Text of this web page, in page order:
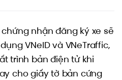
nhận đăng ký xe sẽ
VNeID và VNeTraffic,
trình bản điện tử khi
cho giấy tờ bản cứng